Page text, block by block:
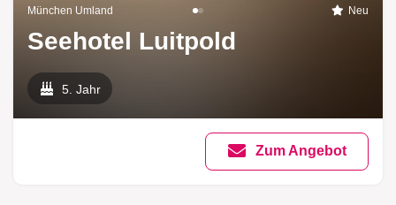
München Umland Neu
Seehotel Luitpold
5. Jahr
Zum Angebot